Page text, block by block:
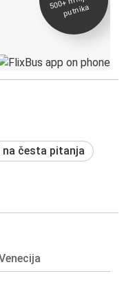
putnika
na česta pitanja